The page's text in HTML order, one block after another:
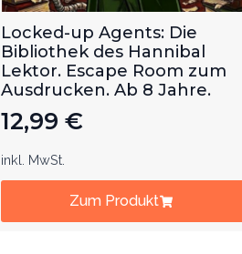
Locked-up Agents: Die
Bibliothek des Hannibal
Lektor. Escape Room zum
Ausdrucken. Ab 8 Jahre.
12,99 €
inkl. MwSt.
Zum Produkt